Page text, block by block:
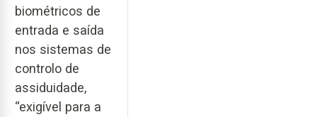
biométricos de
entrada e saída
nos sistemas de
controlo de
assiduidade,
“exigível para a